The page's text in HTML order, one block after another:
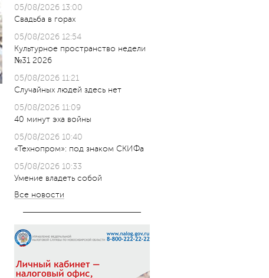
05/08/2026 13:00
Свадьба в горах
05/08/2026 12:54
Культурное пространство недели
№31 2026
05/08/2026 11:21
Случайных людей здесь нет
05/08/2026 11:09
40 минут эха войны
05/08/2026 10:40
«Технопром»: под знаком СКИФа
05/08/2026 10:33
Умение владеть собой
Все новости